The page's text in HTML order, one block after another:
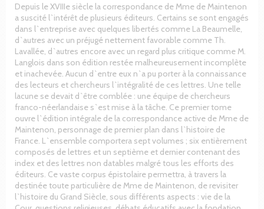
Depuis le XVIIIe siècle la correspondance de Mme de Maintenon
a suscité l`intérêt de plusieurs éditeurs. Certains se sont engagés
dans l`entreprise avec quelques libertés comme La Beaumelle,
d`autres avec un préjugé nettement favorable comme Th.
Lavallée, d`autres encore avec un regard plus critique comme M.
Langlois dans son édition restée malheureusement incomplète
et inachevée. Aucun d`entre eux n`a pu porter à la connaissance
des lecteurs et chercheurs l`intégralité de ces lettres. Une telle
lacune se devait d`être comblée : une équipe de chercheurs
franco-néerlandaise s`est mise à la tâche. Ce premier tome
ouvre l`édition intégrale de la correspondance active de Mme de
Maintenon, personnage de premier plan dans l`histoire de
France. L`ensemble comportera sept volumes ; six entièrement
composés de lettres et un septième et dernier contenant des
index et des lettres non datables malgré tous les efforts des
éditeurs. Ce vaste corpus épistolaire permettra, à travers la
destinée toute particulière de Mme de Maintenon, de revisiter
l`histoire du Grand Siècle, sous différents aspects : vie de la